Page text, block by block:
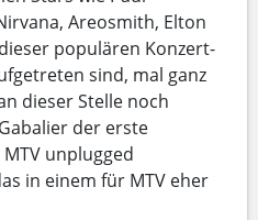
Areosmith, Elton
populären Konzert-
sind, mal ganz
dieser Stelle noch
der erste
unplugged
in einem für MTV eher